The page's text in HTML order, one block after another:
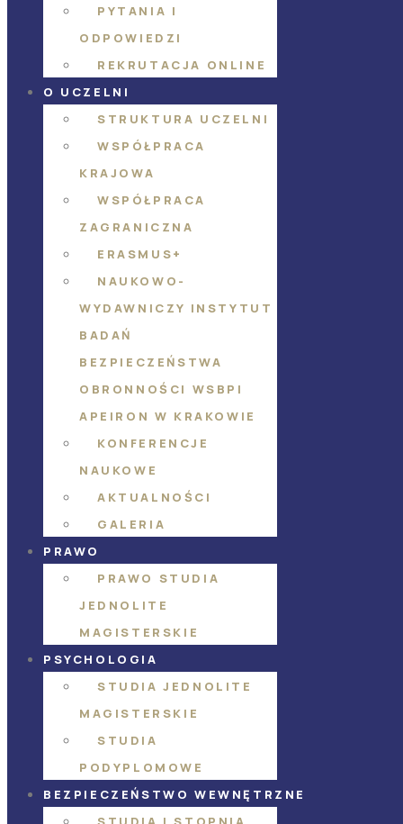
PYTANIA I
ODPOWIEDZI
REKRUTACJA ONLINE
O UCZELNI
STRUKTURA UCZELNI
WSPÓŁPRACA
KRAJOWA
WSPÓŁPRACA
ZAGRANICZNA
ERASMUS+
NAUKOWO-
WYDAWNICZY INSTYTUT
BADAŃ
BEZPIECZEŃSTWA
OBRONNOŚCI WSBPI
APEIRON W KRAKOWIE
KONFERENCJE
NAUKOWE
AKTUALNOŚCI
GALERIA
PRAWO
PRAWO STUDIA
JEDNOLITE
MAGISTERSKIE
PSYCHOLOGIA
STUDIA JEDNOLITE
MAGISTERSKIE
STUDIA
PODYPLOMOWE
BEZPIECZEŃSTWO WEWNĘTRZNE